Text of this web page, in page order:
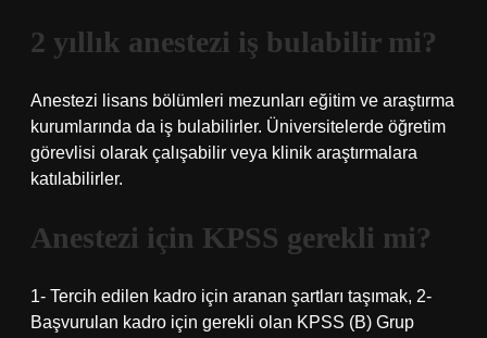
2 yıllık anestezi iş bulabilir mi?
Anestezi lisans bölümleri mezunları eğitim ve araştırma
kurumlarında da iş bulabilirler. Üniversitelerde öğretim
görevlisi olarak çalışabilir veya klinik araştırmalara
katılabilirler.
Anestezi için KPSS gerekli mi?
1- Tercih edilen kadro için aranan şartları taşımak, 2-
Başvurulan kadro için gerekli olan KPSS (B) Grup